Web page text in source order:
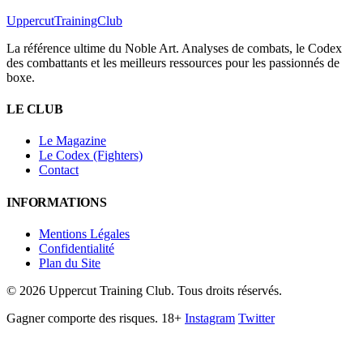
UppercutTrainingClub
La référence ultime du Noble Art. Analyses de combats, le Codex
des combattants et les meilleurs ressources pour les passionnés de
boxe.
LE CLUB
Le Magazine
Le Codex (Fighters)
Contact
INFORMATIONS
Mentions Légales
Confidentialité
Plan du Site
© 2026 Uppercut Training Club. Tous droits réservés.
Gagner comporte des risques. 18+ Instagram Twitter